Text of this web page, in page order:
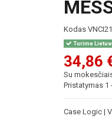
Kodas
Turime
34,86
Su
Pristatymas 1
Case Logic |